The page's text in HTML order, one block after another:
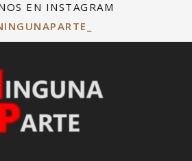
EN INSTAGRAM